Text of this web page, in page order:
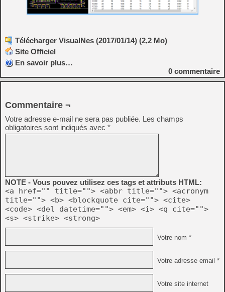
Télécharger VisualNes (2017/01/14) (2,2 Mo)
Site Officiel
En savoir plus…
0 commentaire
Commentaire ¬
Votre adresse e-mail ne sera pas publiée. Les champs
obligatoires sont indiqués avec *
NOTE - Vous pouvez utilisez ces tags et attributs HTML:
<a href="" title=""> <abbr title=""> <acronym
title=""> <b> <blockquote cite=""> <cite>
<code> <del datetime=""> <em> <i> <q cite="">
<s> <strike> <strong>
Votre nom *
Votre adresse email *
Votre site internet